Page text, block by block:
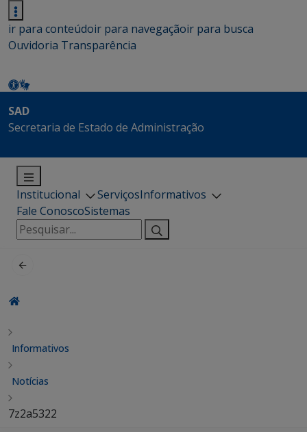
ir para conteúdoir para navegaçãoir para busca
Ouvidoria Transparência
SAD
Secretaria de Estado de Administração
Institucional ServiçosInformativos
Fale ConoscoSistemas
Pesquisar
por:
Informativos
Notícias
7z2a5322